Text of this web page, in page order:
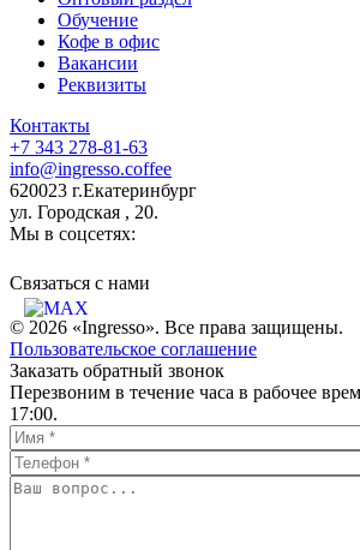
Обучение
Кофе в офис
Вакансии
Реквизиты
Контакты
+7 343 278-81-63
info@ingresso.coffee
620023 г.Екатеринбург
ул. Городская , 20.
Мы в соцсетях:
Связаться c нами
© 2026 «Ingresso». Все права защищены.
Пользовательское соглашение
Заказать обратный звонок
Перезвоним в течение часа в рабочее
17:00.